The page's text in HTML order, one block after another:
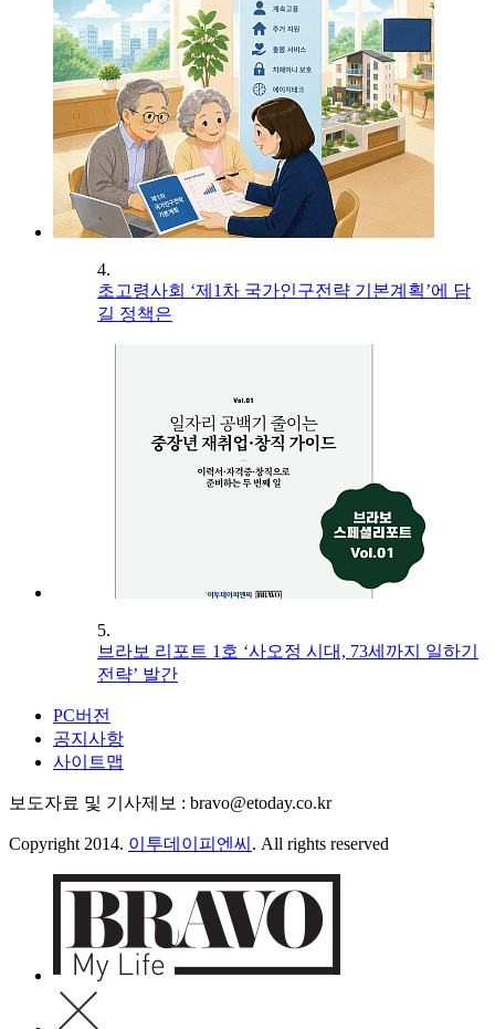
4.
초고령사회 ‘제1차 국가인구전략 기본계획’에 담
길 정책은
5.
브라보 리포트 1호 ‘사오정 시대, 73세까지 일하기
전략’ 발간
PC버전
공지사항
사이트맵
보도자료 및 기사제보 : bravo@etoday.co.kr
Copyright 2014. 이투데이피엔씨 . All rights reserved